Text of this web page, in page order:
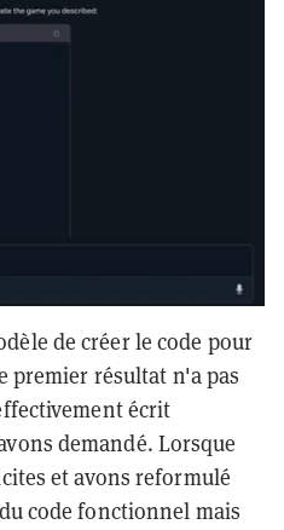
de créer le code pour
premier résultat n'a pas
écrit
demandé. Lorsque
et avons reformulé
code fonctionnel mais